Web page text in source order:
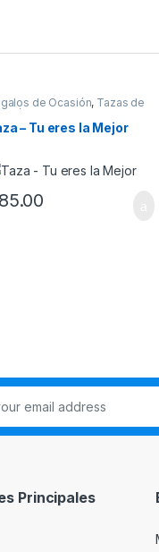
de Ocasión, Tazas de
– Tu eres la Mejor
85.00
Principales